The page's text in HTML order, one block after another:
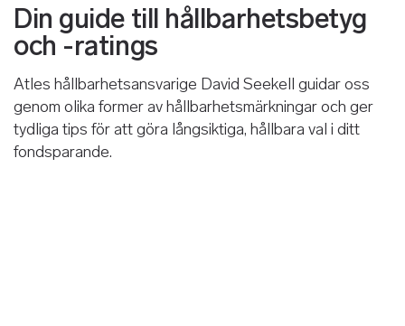
Din guide till hållbarhetsbetyg
och -ratings
Atles hållbarhetsansvarige David Seekell guidar oss
genom olika former av hållbarhetsmärkningar och ger
tydliga tips för att göra långsiktiga, hållbara val i ditt
fondsparande.